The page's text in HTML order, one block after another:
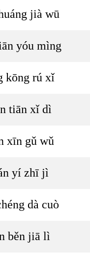
jià wū
yóu mìng
kōng rú xǐ
tiān xǐ dì
xīn gǔ wǔ
yí zhī jì
dà cuò
běn jiā lì